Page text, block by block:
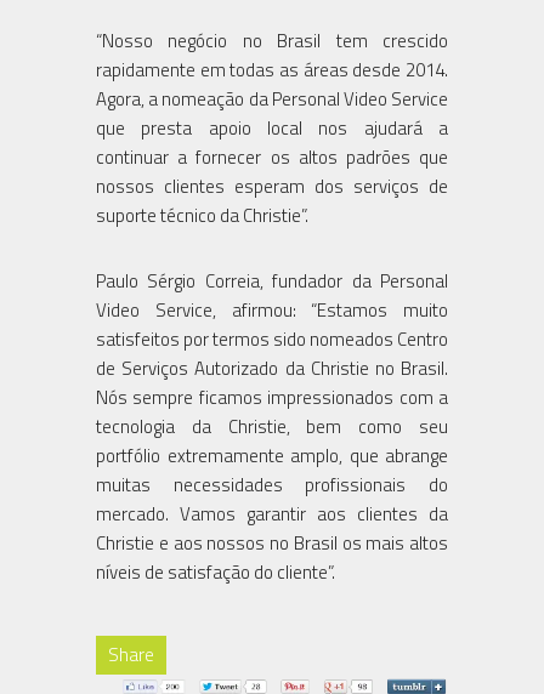
“Nosso negócio no Brasil tem crescido
rapidamente em todas as áreas desde 2014.
Agora, a nomeação da Personal Video Service
que presta apoio local nos ajudará a
continuar a fornecer os altos padrões que
nossos clientes esperam dos serviços de
suporte técnico da Christie”.
Paulo Sérgio Correia, fundador da Personal
Video Service, afirmou: “Estamos muito
satisfeitos por termos sido nomeados Centro
de Serviços Autorizado da Christie no Brasil.
Nós sempre ficamos impressionados com a
tecnologia da Christie, bem como seu
portfólio extremamente amplo, que abrange
muitas necessidades profissionais do
mercado. Vamos garantir aos clientes da
Christie e aos nossos no Brasil os mais altos
níveis de satisfação do cliente”.
Share